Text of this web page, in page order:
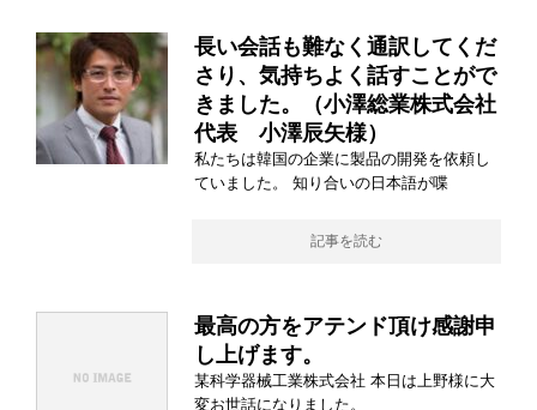
長い会話も難なく通訳してくだ
さり、気持ちよく話すことがで
きました。（小澤総業株式会社
代表 小澤辰矢様）
私たちは韓国の企業に製品の開発を依頼し
ていました。 知り合いの日本語が喋
記事を読む
最高の方をアテンド頂け感謝申
し上げます。
某科学器械工業株式会社 本日は上野様に大
変お世話になりました。